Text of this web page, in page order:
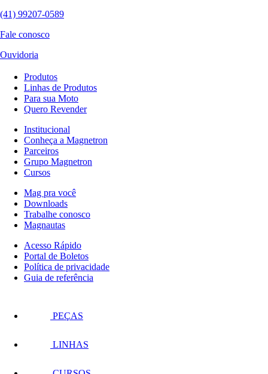
(41) 99207-0589
Fale conosco
Ouvidoria
Produtos
Linhas de Produtos
Para sua Moto
Quero Revender
Institucional
Conheça a Magnetron
Parceiros
Grupo Magnetron
Cursos
Mag pra você
Downloads
Trabalhe conosco
Magnautas
Acesso Rápido
Portal de Boletos
Política de privacidade
Guia de referência
PEÇAS
LINHAS